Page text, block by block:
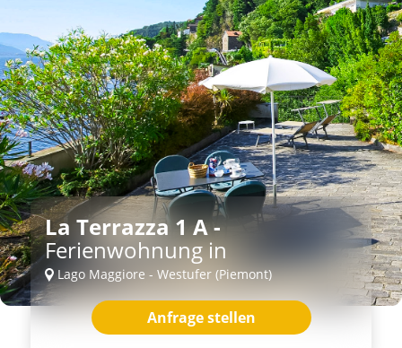
La Terrazza 1 A -
Ferienwohnung in
Lago Maggiore - Westufer (Piemont)
Anfrage stellen